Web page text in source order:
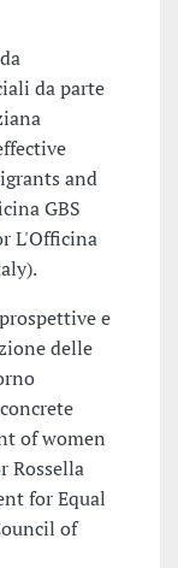
da parte
and
GBS
L'Officina
e
delle
of women
Rossella
for Equal
of